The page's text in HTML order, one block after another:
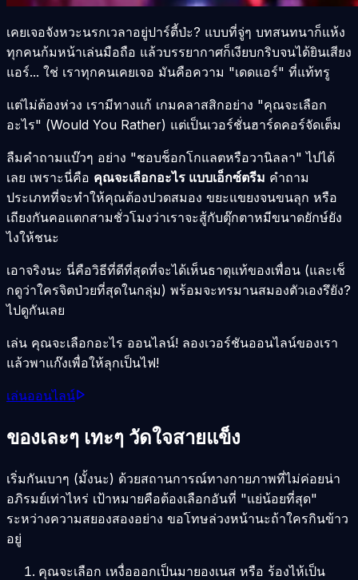
เคยเจอจังหวะนรกเวลาอยู่ปาร์ตี้ป่ะ? แบบที่จู่ๆ บทสนทนาก็แห้ง
ทุกคนก้มหน้าเล่นมือถือ แล้วบรรยากาศก็เงียบกริบจนได้ยินเสียง
แอร์... ใช่ เราทุกคนเคยเจอ มันคือความ "เดดแอร์" ที่แท้ทรู
แต่ไม่ต้องห่วง เรามีทางแก้ เกมคลาสสิกอย่าง "คุณจะเลือก
อะไร" (Would You Rather) แต่เป็นเวอร์ชั่นฮาร์ดคอร์จัดเต็ม
ลืมคำถามแบ๊วๆ อย่าง "ชอบช็อกโกแลตหรือวานิลลา" ไปได้
เลย เพราะนี่คือ คุณจะเลือกอะไร แบบเอ็กซ์ตรีม คำถาม
ประเภทที่จะทำให้คุณต้องปวดสมอง ขยะแขยงจนขนลุก หรือ
เถียงกันคอแตกสามชั่วโมงว่าเราจะสู้กับตุ๊กตาหมีขนาดยักษ์ยัง
ไงให้ชนะ
เอาจริงนะ นี่คือวิธีที่ดีที่สุดที่จะได้เห็นธาตุแท้ของเพื่อน (และเช็
กดูว่าใครจิตป่วยที่สุดในกลุ่ม) พร้อมจะทรมานสมองตัวเองรึยัง?
ไปดูกันเลย
เล่น คุณจะเลือกอะไร ออนไลน์! ลองเวอร์ชันออนไลน์ของเรา
แล้วพาแก๊งเพื่อให้ลุกเป็นไฟ!
เล่นออนไลน์
ของเละๆ เทะๆ วัดใจสายแข็ง
เริ่มกันเบาๆ (มั้งนะ) ด้วยสถานการณ์ทางกายภาพที่ไม่ค่อยน่า
อภิรมย์เท่าไหร่ เป้าหมายคือต้องเลือกอันที่ "แย่น้อยที่สุด"
ระหว่างความสยองสองอย่าง ขอโทษล่วงหน้านะถ้าใครกินข้าว
อยู่
คุณจะเลือก เหงื่อออกเป็นมายองเนส หรือ ร้องไห้เป็น